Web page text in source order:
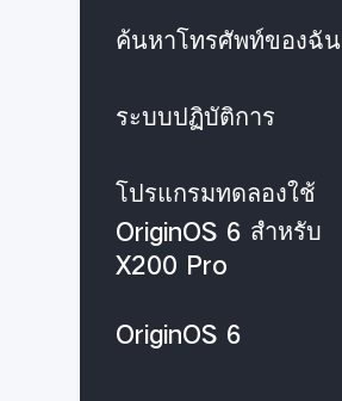
ค้นหาโทรศัพท์ของฉัน
ระบบปฏิบัติการ
โปรแกรมทดลองใช้
OriginOS 6 สำหรับ
X200 Pro
OriginOS 6